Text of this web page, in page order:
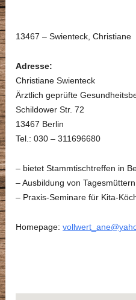
13467 – Swienteck, Christiane
Adresse:
Christiane Swienteck
Ärztlich geprüfte
Schildower Str. 72
13467 Berlin
Tel.: 030 – 311696680
– bietet Stammtischtreffen in
– Ausbildung von Tagesmüttern
– Praxis-Seminare für Kita-
Homepage: